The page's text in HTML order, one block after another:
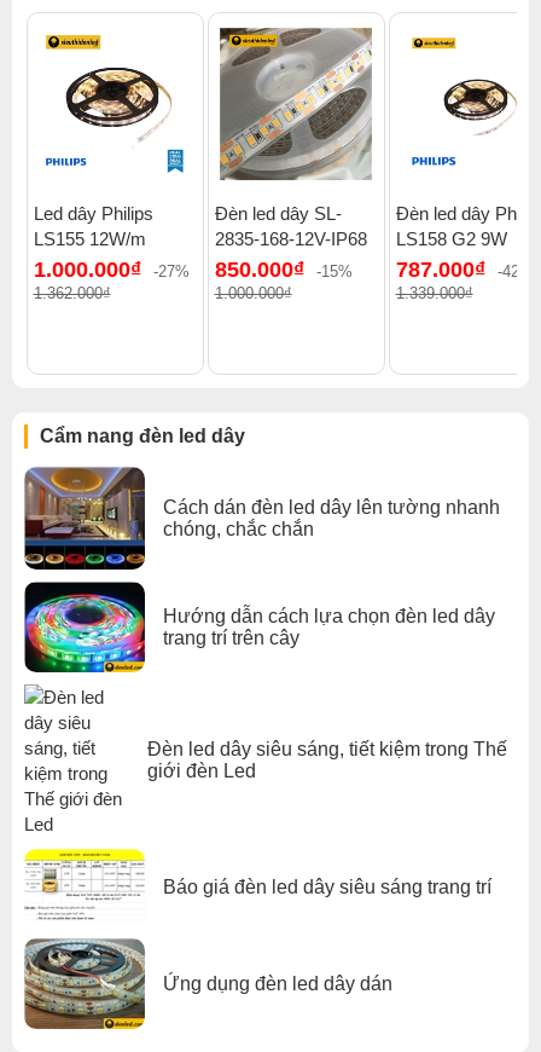
Led dây Philips
LS155 12W/m
1.000.000₫
-27%
1.362.000₫
Đèn led dây SL-
2835-168-12V-IP68
850.000₫
-15%
1.000.000₫
Đèn led dây
LS158 G2 9W
787.000₫
-42%
1.339.000₫
Cẩm nang đèn led dây
Cách dán đèn led dây lên tường nhanh
chóng, chắc chắn
Hướng dẫn cách lựa chọn đèn led dây
trang trí trên cây
Đèn led dây siêu sáng, tiết kiệm trong Thế
giới đèn Led
Báo giá đèn led dây siêu sáng trang trí
Ứng dụng đèn led dây dán